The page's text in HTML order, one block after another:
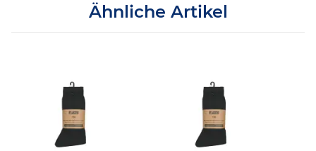
Ähnliche Artikel